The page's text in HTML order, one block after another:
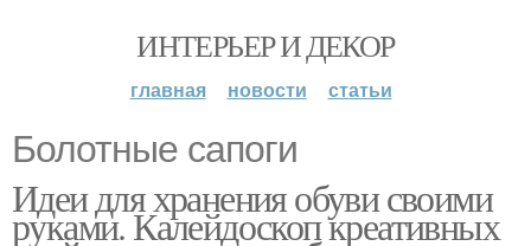
ИНТЕРЬЕР И ДЕКОР
главная новости статьи
Болотные сапоги
Идеи для хранения обуви своими
руками. Калейдоскоп креативных